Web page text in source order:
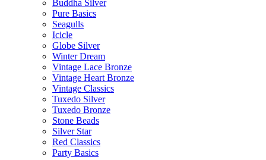
Buddha Silver
Pure Basics
Seagulls
Icicle
Globe Silver
Winter Dream
Vintage Lace Bronze
Vintage Heart Bronze
Vintage Classics
Tuxedo Silver
Tuxedo Bronze
Stone Beads
Silver Star
Red Classics
Party Basics